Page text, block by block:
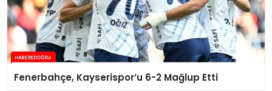
Fenerbahçe, Kayserispor’u 6-2 Mağlup Etti